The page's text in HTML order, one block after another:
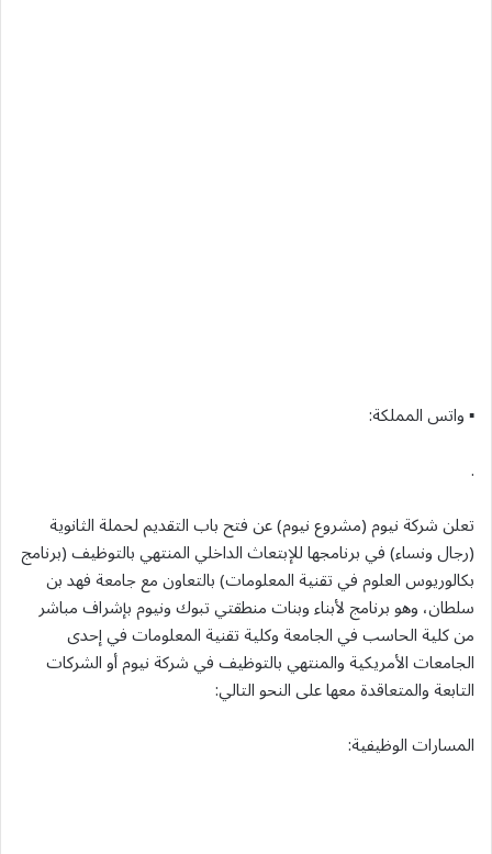
▪︎ واتس المملكة:
.
تعلن شركة نيوم (مشروع نيوم) عن فتح باب التقديم لحملة الثانوية
(رجال ونساء) في برنامجها للإبتعاث الداخلي المنتهي بالتوظيف (برنامج
بكالوريوس العلوم في تقنية المعلومات) بالتعاون مع جامعة فهد بن
سلطان، وهو برنامج لأبناء وبنات منطقتي تبوك ونيوم بإشراف مباشر
من كلية الحاسب في الجامعة وكلية تقنية المعلومات في إحدى
الجامعات الأمريكية والمنتهي بالتوظيف في شركة نيوم أو الشركات
التابعة والمتعاقدة معها على النحو التالي:
المسارات الوظيفية: